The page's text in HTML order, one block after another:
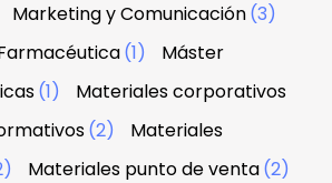
Marketing y Comunicación(3)
(1)
Máster
(1)
Materiales corporativos
(2)
Materiales
Materiales punto de venta(2)